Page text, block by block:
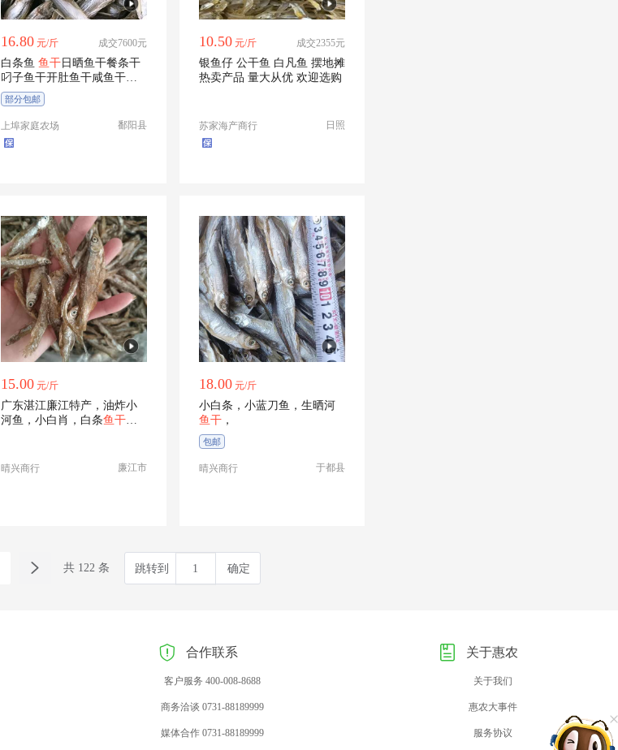
16.80 元/斤 成交7600元
白条鱼 鱼干 日晒鱼干餐条干
叼子鱼干开肚鱼干咸鱼干淡
水库鱼干
部分包邮
上埠家庭农场 鄱阳县
10.50 元/斤 成交2355元
银鱼仔 公干鱼 白凡鱼 摆地摊
热卖产品 量大从优 欢迎选购
苏家海产商行 日照
15.00 元/斤
广东湛江廉江特产，油炸小
河鱼，小白肖，白条鱼干水
晴兴商行 廉江市
18.00 元/斤
小白条，小蓝刀鱼，生晒河
鱼干 ，
包邮
晴兴商行 于都县
共 122 条 跳转到 确定
合作联系
客户服务 400-008-8688
商务洽谈 0731-88189999
媒体合作 0731-88189999
关于惠农
关于我们
惠农大事件
服务协议